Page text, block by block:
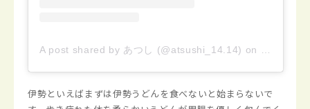
A post shared by あつし (@atsushi_14.14) on
伊勢といえばまずは伊勢うどんを食べないと始まらないで